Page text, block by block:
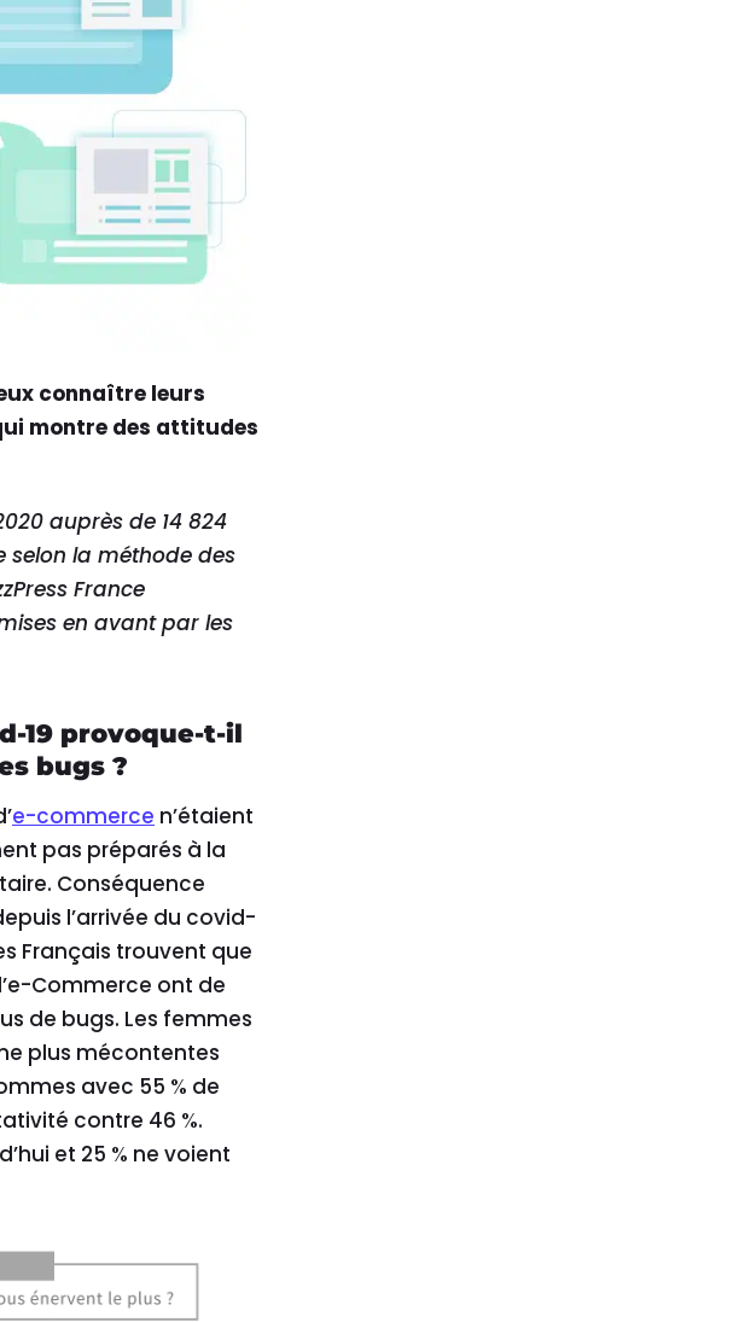
connaître leurs
montre des attitudes
auprès de 14 824
selon la méthode des
France
en avant par les
19 provoque-t-il
bugs ?
e-commerce n’étaient
pas préparés à la
Conséquence
l’arrivée du covid-
Français trouvent que
Commerce ont de
de bugs. Les femmes
plus mécontentes
avec 55 % de
contre 46 %.
et 25 % ne voient